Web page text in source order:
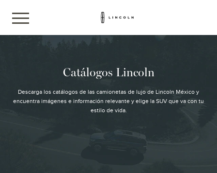
Catálogos Lincoln
Descarga los catálogos de las camionetas de lujo de Lincoln México y
encuentra imágenes e información relevante y elige la SUV que va con tu
estilo de vida.